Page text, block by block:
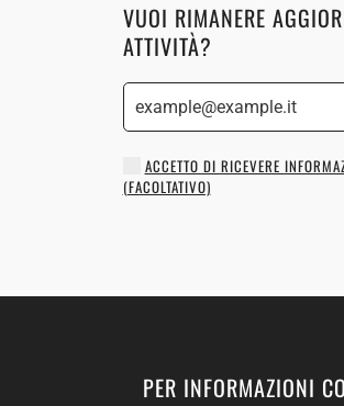
VUOI RIMANERE
ATTIVITÀ?
ACCETTO DI RICEVERE
(FACOLTATIVO)
PER INFORMAZIONI